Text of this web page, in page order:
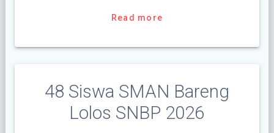
Read more
48 Siswa SMAN Bareng
Lolos SNBP 2026